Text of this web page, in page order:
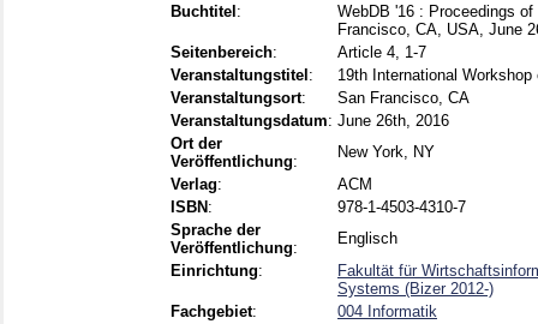
Buchtitel :
WebDB '16 : Proceedings
Francisco, CA, USA, June
Seitenbereich:
Article 4, 1-7
Veranstaltungstitel :
19th International
Veranstaltungsort:
San Francisco, CA
Veranstaltungsdatum: June 26th, 2016
Ort der
Veröffentlichung:
New York, NY
Verlag:
ACM
ISBN :
978-1-4503-4310-7
Sprache der
Veröffentlichung:
Englisch
Einrichtung:
Fakultät für
Systems (Bizer 2012-)
Fachgebiet:
004 Informatik